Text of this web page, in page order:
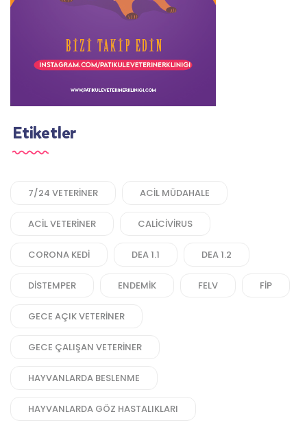
Etiketler
7/24 VETERINER ACIL MÜDAHALE
ACIL VETERINER CALICIVIRUS
CORONA KEDI DEA 1.1 DEA 1.2
DISTEMPER ENDEMIK FELV FIP
GECE AÇIK VETERINER
GECE ÇALIŞAN VETERINER
HAYVANLARDA BESLENME
HAYVANLARDA GÖZ HASTALIKLARI